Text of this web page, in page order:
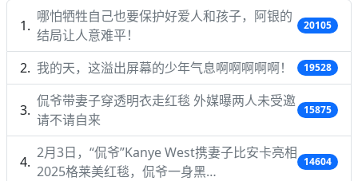
哪怕牺牲自己也要保护好爱人和孩子，阿银的
结局让人意难平！
20105
我的天，这溢出屏幕的少年气息啊啊啊啊啊！ 19528
侃爷带妻子穿透明衣走红毯 外媒曝两人未受邀
请不请自来
15875
2月3日，“侃爷”Kanye West携妻子比安卡亮相
2025格莱美红毯，侃爷一身黑…
14604